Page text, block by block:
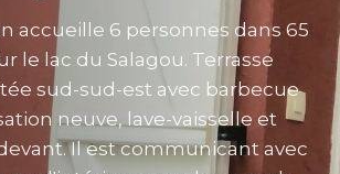
accueille 6 personnes dans 65
le lac du Salagou. Terrasse
sud-sud-est avec barbecue
neuve, lave-vaisselle et
Il est communicant avec